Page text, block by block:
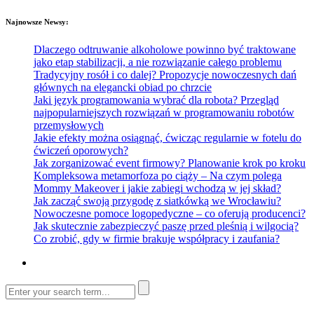
Najnowsze Newsy:
Dlaczego odtruwanie alkoholowe powinno być traktowane
jako etap stabilizacji, a nie rozwiązanie całego problemu
Tradycyjny rosół i co dalej? Propozycje nowoczesnych dań
głównych na elegancki obiad po chrzcie
Jaki język programowania wybrać dla robota? Przegląd
najpopularniejszych rozwiązań w programowaniu robotów
przemysłowych
Jakie efekty można osiągnąć, ćwicząc regularnie w fotelu do
ćwiczeń oporowych?
Jak zorganizować event firmowy? Planowanie krok po kroku
Kompleksowa metamorfoza po ciąży – Na czym polega
Mommy Makeover i jakie zabiegi wchodzą w jej skład?
Jak zacząć swoją przygodę z siatkówką we Wrocławiu?
Nowoczesne pomoce logopedyczne – co oferują producenci?
Jak skutecznie zabezpieczyć paszę przed pleśnią i wilgocią?
Co zrobić, gdy w firmie brakuje współpracy i zaufania?